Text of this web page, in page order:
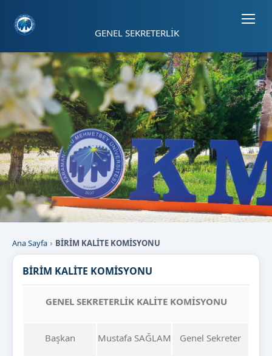
GENEL SEKRETERLİK
Ana Sayfa BİRİM KALİTE KOMİSYONU
BİRİM KALİTE KOMİSYONU
GENEL SEKRETERLİK KALİTE KOMİSYONU
Başkan Mustafa SAĞLAM Genel Sekreter